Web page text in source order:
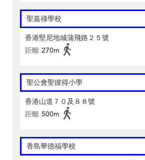
聖嘉祿學校
香港堅尼地城蒲飛路２５號
距離 270m
聖公會聖彼得小學
香港山道７０及８８號
距離 500m
香島華德福學校